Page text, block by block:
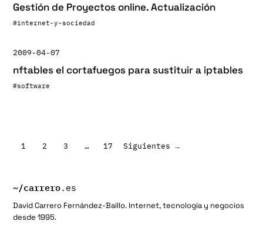
Gestión de Proyectos online. Actualización
#internet-y-sociedad
2009-04-07
nftables el cortafuegos para sustituir a iptables
#software
Paginación
entradas
1 2 3 … 17 Siguientes →
~/carrero.es
David Carrero Fernández-Baillo. Internet, tecnología y negocios
desde 1995.